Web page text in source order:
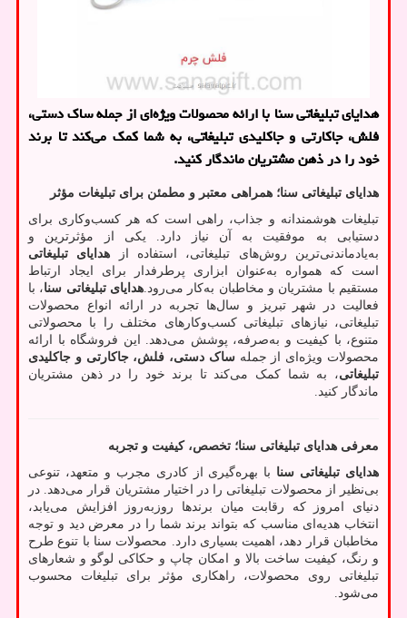
هدایای تبلیغاتی سنا با ارائه محصولات ویژه‌ای از جمله ساک دستی،
فلش، جاکارتی و جاکلیدی تبلیغاتی، به شما کمک می‌کند تا برند
خود را در ذهن مشتریان ماندگار کنید.
هدایای تبلیغاتی سنا؛ همراهی معتبر و مطمئن برای تبلیغات مؤثر
تبلیغات هوشمندانه و جذاب، راهی است که هر کسب‌وکاری برای
دستیابی به موفقیت به آن نیاز دارد. یکی از مؤثرترین و
به‌یادماندنی‌ترین روش‌های تبلیغاتی، استفاده از هدایای تبلیغاتی
است که همواره به‌عنوان ابزاری پرطرفدار برای ایجاد ارتباط
مستقیم با مشتریان و مخاطبان به‌کار می‌رود. هدایای تبلیغاتی سنا، با
فعالیت در شهر تبریز و سال‌ها تجربه در ارائه انواع محصولات
تبلیغاتی، نیازهای تبلیغاتی کسب‌وکارهای مختلف را با محصولاتی
متنوع، با کیفیت و به‌صرفه، پوشش می‌دهد. این فروشگاه با ارائه
محصولات ویژه‌ای از جملهساک دستی، فلش، جاکارتی و جاکلیدی
تبلیغاتی، به شما کمک می‌کند تا برند خود را در ذهن مشتریان
ماندگار کنید.
معرفی هدایای تبلیغاتی سنا؛ تخصص، کیفیت و تجربه
هدایای تبلیغاتی سنا با بهره‌گیری از کادری مجرب و متعهد، تنوعی
بی‌نظیر از محصولات تبلیغاتی را در اختیار مشتریان قرار می‌دهد. در
دنیای امروز که رقابت میان برندها روزبه‌روز افزایش می‌یابد،
انتخاب هدیه‌ای مناسب که بتواند برند شما را در معرض دید و توجه
مخاطبان قرار دهد، اهمیت بسیاری دارد. محصولات سنا با تنوع طرح
و رنگ، کیفیت ساخت بالا و امکان چاپ و حکاکی لوگو و شعارهای
تبلیغاتی روی محصولات، راهکاری مؤثر برای تبلیغات محسوب
می‌شود.